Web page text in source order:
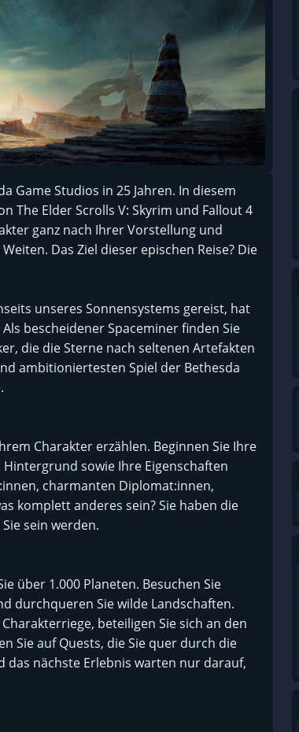
Game Studios in 25 Jahren. In diesem
The Elder Scrolls V: Skyrim und Fallout 4
ganz nach Ihrer Vorstellung und
Das Ziel dieser epischen Reise? Die
unseres Sonnensystems gereist, hat
bescheidener Spaceminer finden Sie
die die Sterne nach seltenen Artefakten
ambitioniertesten Spiel der Bethesda
Charakter erzählen. Beginnen Sie Ihre
sowie Ihre Eigenschaften
charmanten Diplomat:innen,
komplett anderes sein? Sie haben die
sein werden.
über 1.000 Planeten. Besuchen Sie
durchqueren Sie wilde Landschaften.
beteiligen Sie sich an den
Sie auf Quests, die Sie quer durch die
das nächste Erlebnis warten nur darauf,